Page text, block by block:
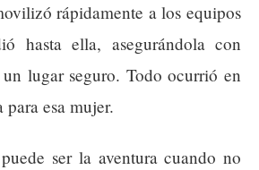
rápidamente a los equipos
hasta ella, asegurándola con
lugar seguro. Todo ocurrió en
esa mujer.
ser la aventura cuando no